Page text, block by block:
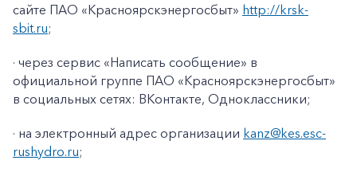
сайте ПАО «Красноярскэнергосбыт» http://krsk-
sbit.ru;
· через сервис «Написать сообщение» в
официальной группе ПАО «Красноярскэнергосбыт»
в социальных сетях: ВКонтакте, Одноклассники;
· на электронный адрес организации kanz@kes.esc-
rushydro.ru;